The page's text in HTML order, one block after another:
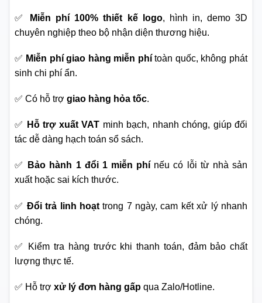
✅ Miễn phí 100% thiết kế logo, hình in, demo 3D
chuyên nghiệp theo bộ nhận diện thương hiệu.
✅ Miễn phí giao hàng miễn phítoàn quốc, không phát
sinh chi phí ẩn.
✅ Có hỗ trợ giao hàng hỏa tốc.
✅ Hỗ trợ xuất VAT minh bạch, nhanh chóng, giúp đối
tác dễ dàng hạch toán sổ sách.
✅ Bảo hành 1 đổi 1 miễn phí nếu có lỗi từ nhà sản
xuất hoặc sai kích thước.
✅ Đổi trả linh hoạttrong 7 ngày, cam kết xử lý nhanh
chóng.
✅ Kiểm tra hàng trước khi thanh toán, đảm bảo chất
lượng thực tế.
✅ Hỗ trợ xử lý đơn hàng gấp qua Zalo/Hotline.